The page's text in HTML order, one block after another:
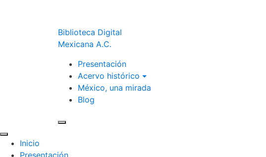
Biblioteca Digital
Mexicana A.C.
Presentación
Acervo histórico
México, una mirada
Blog
Inicio
Presentación